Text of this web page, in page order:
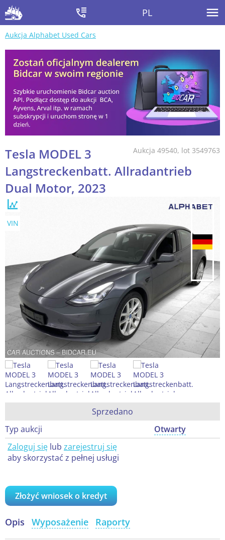
PL
Aukcja Alphabet Used Cars
Aukcja 49540, lot 3549763
Tesla MODEL 3
Langstreckenbatt. Allradantrieb
Dual Motor, 2023
VIN
Sprzedano
Typ aukcji
Otwarty
Zaloguj się lub zarejestruj się
aby skorzystać z pełnej usługi
Złożyć wniosek o kredyt
Opis Wyposażenie Raporty